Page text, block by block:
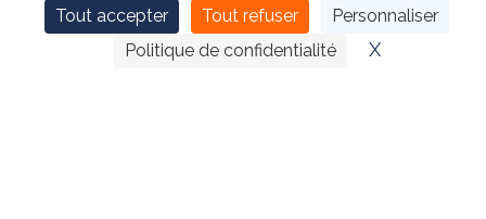
Tout accepter
Tout refuser
Personnaliser
Politique de confidentialité
XMasquer